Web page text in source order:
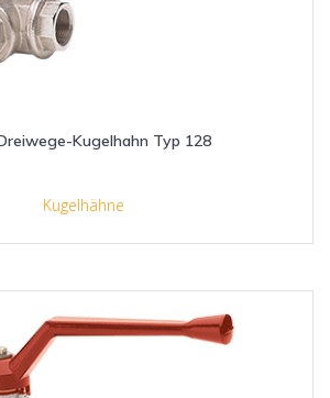
Kugelhahn Typ 128
Kugelhähne